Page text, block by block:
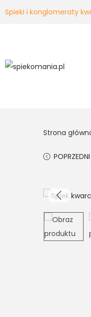
Spieki i konglomeraty
Strona
POPRZEDNI